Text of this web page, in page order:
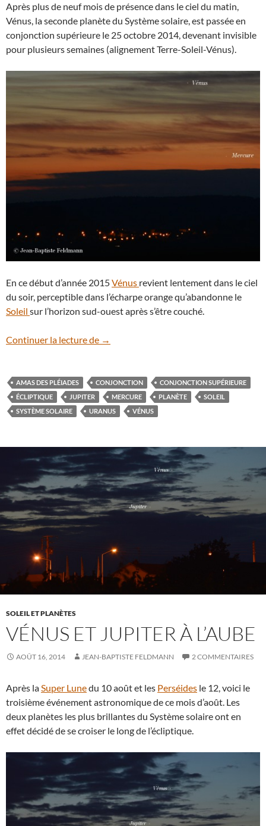
Après plus de neuf mois de présence dans le ciel du matin,
Vénus, la seconde planète du Système solaire, est passée en
conjonction supérieure le 25 octobre 2014, devenant invisible
pour plusieurs semaines (alignement Terre-Soleil-Vénus).
En ce début d’année 2015Vénus revient lentement dans le ciel
du soir, perceptible dans l’écharpe orange qu’abandonne le
Soleil sur l’horizon sud-ouest après s’être couché.
Continuer la lecture de Vénus est de retour le soir
→
AMAS DES PLÉIADES CONJONCTION
CONJONCTION SUPÉRIEURE
ÉCLIPTIQUE
JUPITER MERCURE PLANÈTE
SOLEIL
SYSTÈME SOLAIRE
URANUS VÉNUS
SOLEIL ET PLANÈTES
VÉNUS ET JUPITER À L’AUBE
AOÛT 16, 2014 JEAN-BAPTISTE FELDMANN 2 COMMENTAIRES
Après laSuper Lunedu 10 août et les Perséides le 12, voici le
troisième événement astronomique de ce mois d’août. Les
deux planètes les plus brillantes du Système solaire ont en
effet décidé de se croiser le long de l’écliptique.